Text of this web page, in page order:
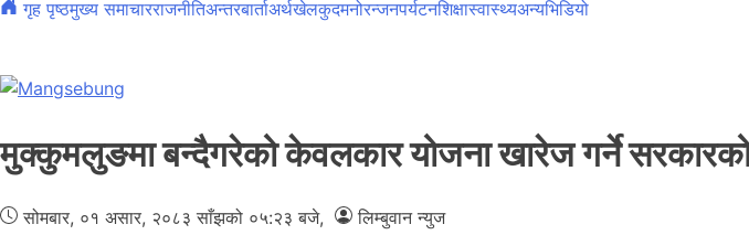
गृह पृष्ठमुख्य समाचारराजनीतिअन्तरबार्ताअर्थखेलकुदमनोरन्जनपर्यटनशिक्षास्वास्थ्यअन्यभिडियो
मुक्कुमलुङमा बन्दैगरेको केवलकार योजना खारेज गर्ने सरकारको
सोमबार, ०१ असार, २०८३साँझको ०५:२३ बजे, लिम्बुवान न्युज